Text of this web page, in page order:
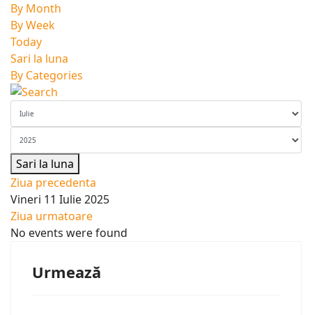
By Month
By Week
Today
Sari la luna
By Categories
Sari la luna
Ziua precedenta
Vineri 11 Iulie 2025
Ziua urmatoare
No events were found
Urmează